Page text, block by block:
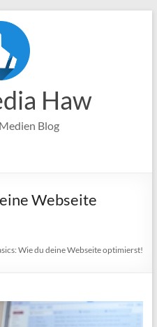
Haw
Blog
Webseite
Wie du deine Webseite optimierst!